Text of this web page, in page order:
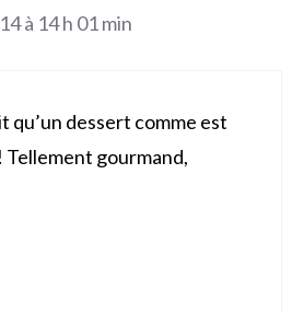
à 14 h 01 min
qu’un dessert comme est
Tellement gourmand,